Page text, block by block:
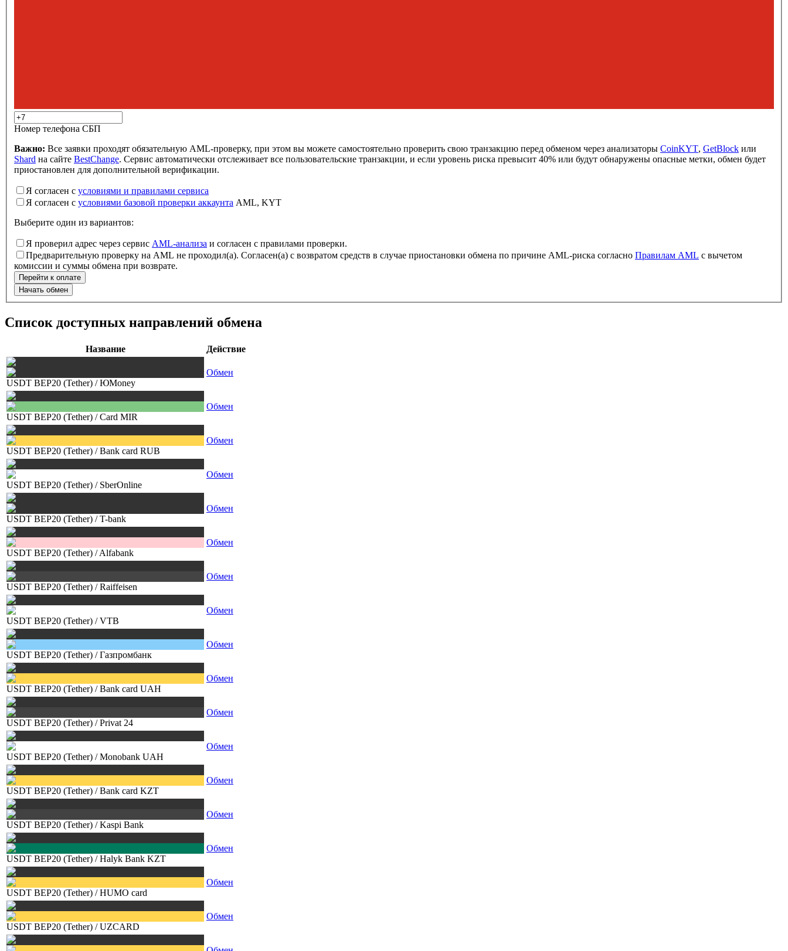
Номер телефона СБП
Важно: Все заявки проходят обязательную AML-проверку, при этом вы можете самостоятельно проверить свою транзакцию перед обменом через анализаторы CoinKYT, GetBlock или
Shard на сайте BestChange. Сервис автоматически отслеживает все пользовательские транзакции, и если уровень риска превысит 40% или будут обнаружены опасные метки, обмен будет
приостановлен для дополнительной верификации.
Я согласен с условиями и правилами сервиса
Я согласен с условиями базовой проверки аккаунта AML, KYT
Выберите один из вариантов:
Я проверил адрес через сервис AML-анализа и согласен с правилами проверки.
Предварительную проверку на AML не проходил(а). Согласен(а) с возвратом средств в случае приостановки обмена по причине AML-риска согласно Правилам AML с вычетом
комиссии и суммы обмена при возврате.
Перейти к оплате
Начать обмен
Список доступных направлений обмена
Название Действие
USDT BEP20 (Tether) /ЮMoney
Обмен
USDT BEP20 (Tether) /Card MIR
Обмен
USDT BEP20 (Tether) /Bank card RUB
Обмен
USDT BEP20 (Tether) / SberOnline
Обмен
USDT BEP20 (Tether) /T-bank
Обмен
USDT BEP20 (Tether) /Alfabank
Обмен
USDT BEP20 (Tether) /Raiffeisen
Обмен
USDT BEP20 (Tether) /VTB
Обмен
USDT BEP20 (Tether) /Газпромбанк
Обмен
USDT BEP20 (Tether) /Bank card UAH
Обмен
USDT BEP20 (Tether) /Privat 24
Обмен
USDT BEP20 (Tether) /Monobank UAH
Обмен
USDT BEP20 (Tether) /Bank card KZT
Обмен
USDT BEP20 (Tether) /Kaspi Bank
Обмен
USDT BEP20 (Tether) /Halyk Bank KZT
Обмен
USDT BEP20 (Tether) /HUMO card
Обмен
USDT BEP20 (Tether) /UZCARD
Обмен